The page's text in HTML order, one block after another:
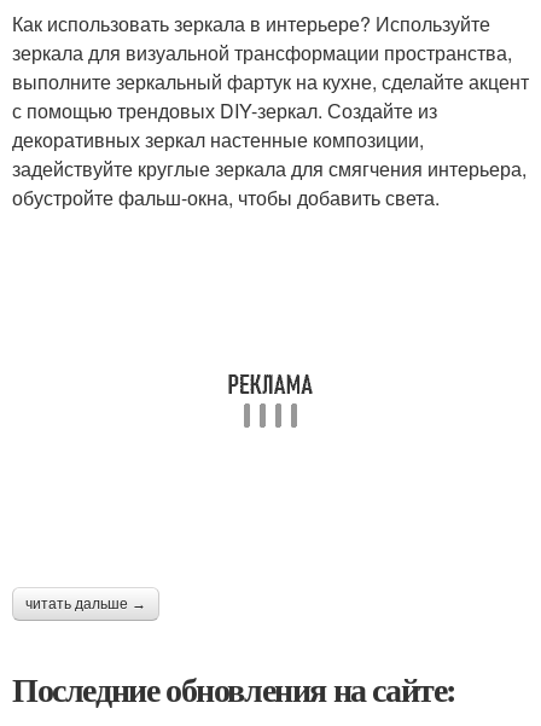
Как использовать зеркала в интерьере? Используйте
зеркала для визуальной трансформации пространства,
выполните зеркальный фартук на кухне, сделайте акцент
с помощью трендовых DIY-зеркал. Создайте из
декоративных зеркал настенные композиции,
задействуйте круглые зеркала для смягчения интерьера,
обустройте фальш-окна, чтобы добавить света.
читать дальше →
Последние обновления на сайте: